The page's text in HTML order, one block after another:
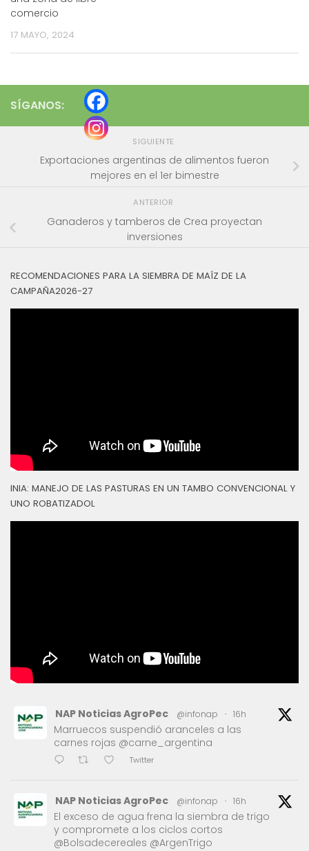
comercio
17 MAYO, 2024
SÍGANOS:
SIGUIENTE
Exportaciones argentinas de alimentos fueron
mejores en el 1er bimestre
ANTERIOR
Ganaderos y tamberos de Crea proyectan
inversiones
RECOMENDACIONES PARA LA SIEMBRA DE MAÍZ DE LA
CAMPAÑA2026-27
INIA: MANEJO DE LAS PASTURAS EN UN TAMBO CONVENCIONAL Y
UNO ROBATIZADOL
NAP Noticias AgroPec @infonap · 16h
Marruecos suspendió aranceles a las
carnes rojas @carne_argentina
Twitter
NAP Noticias AgroPec @infonap · 16h
El exceso de agua frena la siembra de trigo
y compromete a los ciclos cortos
@Bolsadecereales @ArgenTrigo